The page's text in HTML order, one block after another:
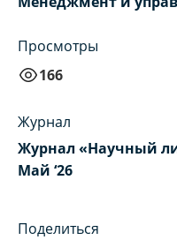
Просмотры
166
Журнал
Журнал «Научный
Май ‘26
Поделиться